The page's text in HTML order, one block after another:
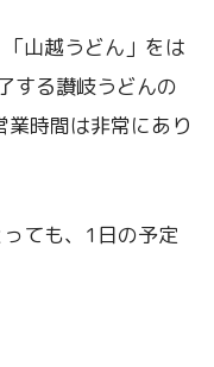
山越うどん」をは
する讃岐うどんの
時間は非常にあり
ても、1日の予定